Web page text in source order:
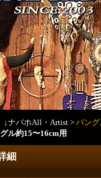
↓ナバホAll・Artist > バン
ル約15〜16cm用
細